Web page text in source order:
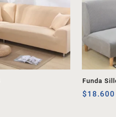
Funda
$18.600